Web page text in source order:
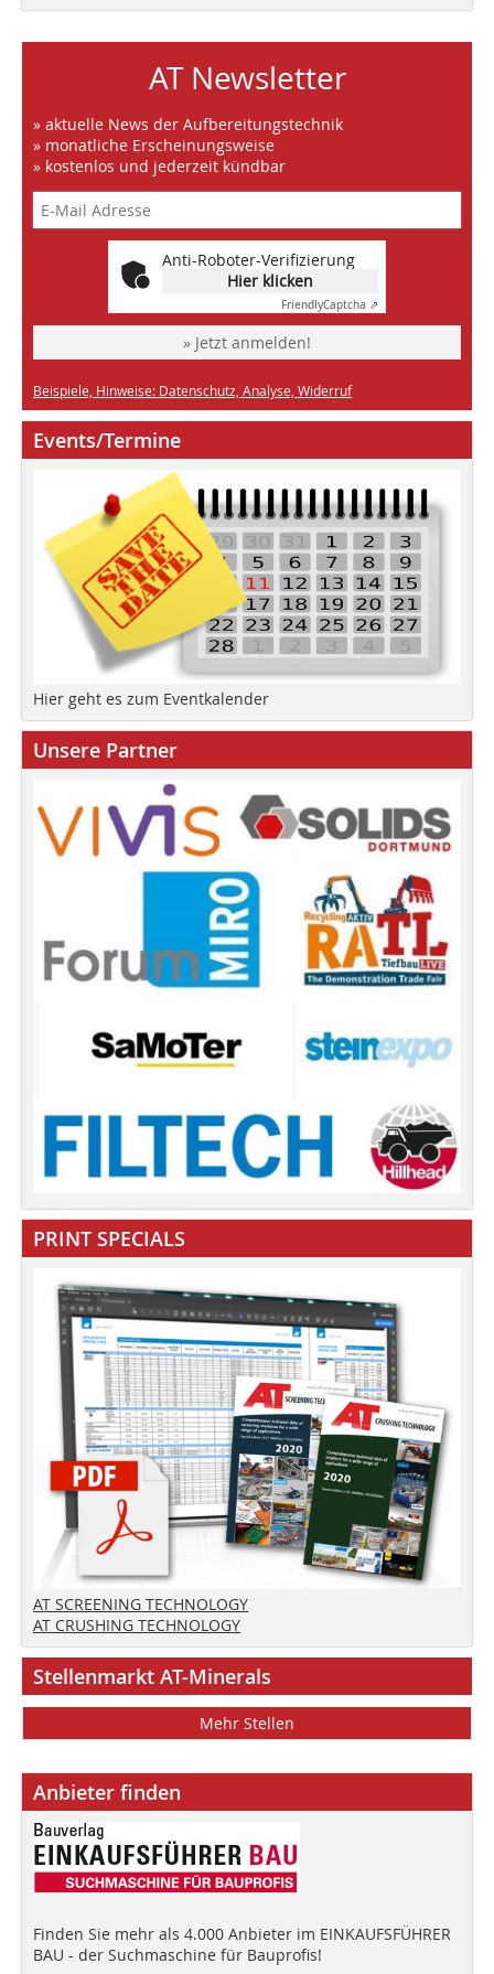
AT Newsletter
» aktuelle News der Aufbereitungstechnik
» monatliche Erscheinungsweise
» kostenlos und jederzeit kündbar
Anti-Roboter-Verifizierung
Hier klicken
FriendlyCaptcha ⇗
» Jetzt anmelden!
Beispiele, Hinweise: Datenschutz, Analyse, Widerruf
Events/Termine
Hier geht es zum Eventkalender
Unsere Partner
PRINT SPECIALS
AT SCREENING TECHNOLOGY
AT CRUSHING TECHNOLOGY
Stellenmarkt AT-Minerals
Mehr Stellen
Anbieter finden
Finden Sie mehr als 4.000 Anbieter im EINKAUFSFÜHRER
BAU - der Suchmaschine für Bauprofis!